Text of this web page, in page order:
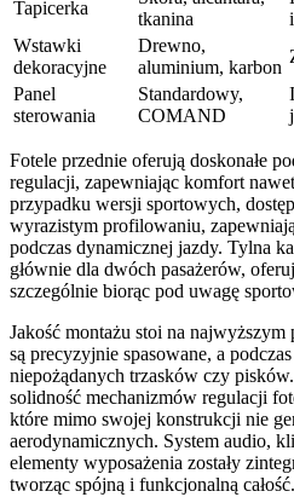
Tapicerka
tkanina
Wstawki
dekoracyjne
Drewno,
aluminium, karbon
Panel
sterowania
Standardowy,
COMAND
Fotele przednie oferują doskonałe
regulacji, zapewniając komfort
przypadku wersji sportowych,
wyrazistym profilowaniu,
podczas dynamicznej jazdy. Tylna
głównie dla dwóch pasażerów,
szczególnie biorąc pod uwagę
Jakość montażu stoi na
są precyzyjnie spasowane, a
niepożądanych trzasków czy
solidność mechanizmów regulacji
które mimo swojej konstrukcji nie
aerodynamicznych. System audio,
elementy wyposażenia zostały
tworząc spójną i funkcjonalną całość.